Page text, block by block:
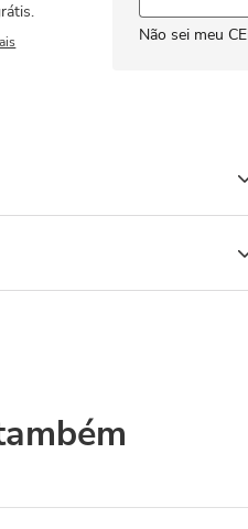
Não sei meu